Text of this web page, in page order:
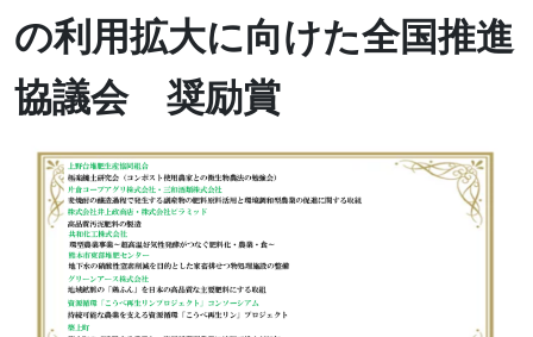
の利用拡大に向けた全国推進
協議会 奨励賞